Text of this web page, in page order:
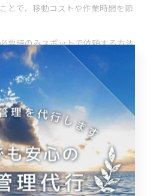
とで、移動コストや作業時間を節
要時のみスポットで依頼する方法
、庭木の剪定など専門性が求めら
的な管理は自分で行うことで、コ
が実現します。
活用してリスクに備えることも、
こうした工夫を組み合わせること
を維持しつつ運用コストを抑える
バランスを考察